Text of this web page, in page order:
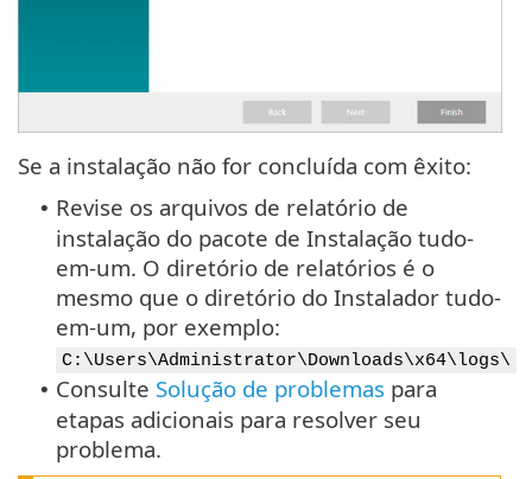
Se a instalação não for concluída com êxito:
• Revise os arquivos de relatório de
instalação do pacote de Instalação tudo-
em-um. O diretório de relatórios é o
mesmo que o diretório do Instalador tudo-
em-um, por exemplo:
C:\Users\Administrator\Downloads\x64\logs\
• Consulte Solução de problemas para
etapas adicionais para resolver seu
problema.